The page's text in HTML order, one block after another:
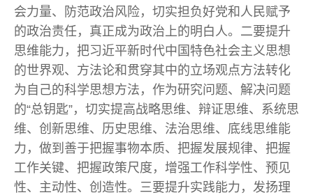
会力量、防范政治风险，切实担负好党和人民赋予
的政治责任，真正成为政治上的明白人。二要提升
思维能力，把习近平新时代中国特色社会主义思想
的世界观、方法论和贯穿其中的立场观点方法转化
为自己的科学思想方法，作为研究问题、解决问题
的“总钥匙”，切实提高战略思维、辩证思维、系统思
维、创新思维、历史思维、法治思维、底线思维能
力，做到善于把握事物本质、把握发展规律、把握
工作关键、把握政策尺度，增强工作科学性、预见
性、主动性、创造性。三要提升实践能力，发扬理